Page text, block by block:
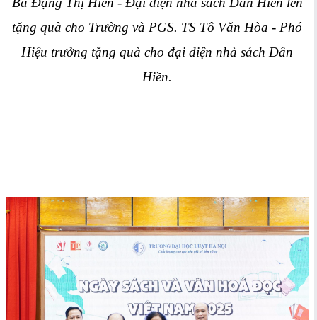
tặng quà cho Trường và PGS. TS Tô Văn Hòa - Phó
Hiệu trưởng tặng quà cho đại diện nhà sách Dân
Hiền.